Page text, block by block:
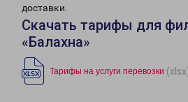
доставки.
Скачать тарифы для
«Балахна»
Тарифы на услуги перевозки